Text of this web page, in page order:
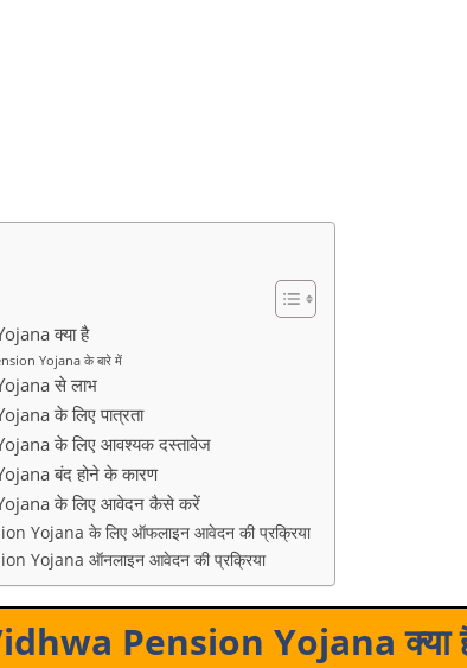
क्या है
Yojana के बारे में
से लाभ
के लिए पात्रता
के लिए आवश्यक दस्तावेज
बंद होने के कारण
के लिए आवेदन कैसे करें
Yojana के लिए ऑफलाइन आवेदन की प्रक्रिया
Yojana ऑनलाइन आवेदन की प्रक्रिया
Pension Yojana क्या